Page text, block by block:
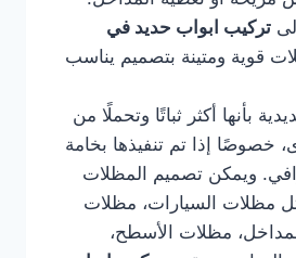
تركيب ابواب حديد في
قوية ومتينة بتصميم يناسب
بأنها أكثر ثباتًا وتحملًا من
خصوصًا إذا تم تنفيذها بخامة
ويمكن تصميم المظلات
مظلات السيارات، مظلات
مظلات الأسطح،